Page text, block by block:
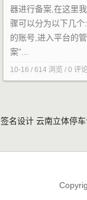
器进行备案,在这里
骤可以分为以下几
的账号,进入平台的
案”...
10-16 / 614 浏览 / 0 评
签名设计 云南立体停